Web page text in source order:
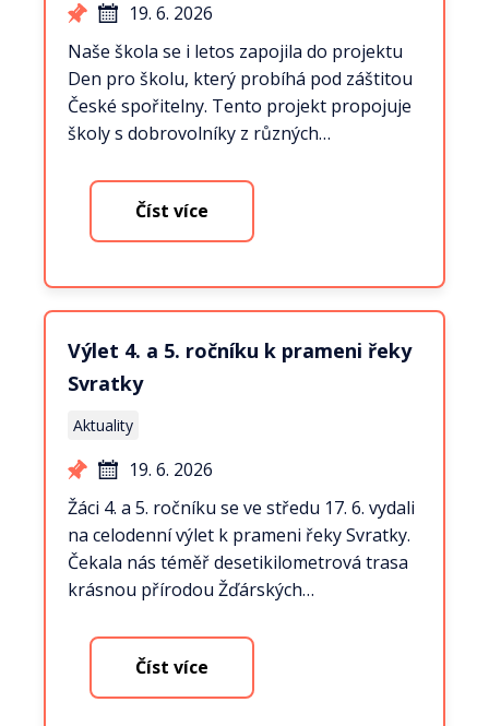
19. 6. 2026
Naše škola se i letos zapojila do projektu
Den pro školu, který probíhá pod záštitou
České spořitelny. Tento projekt propojuje
školy s dobrovolníky z různých…
Číst více
Výlet 4. a 5. ročníku k prameni řeky
Svratky
Aktuality
19. 6. 2026
Žáci 4. a 5. ročníku se ve středu 17. 6. vydali
na celodenní výlet k prameni řeky Svratky.
Čekala nás téměř desetikilometrová trasa
krásnou přírodou Žďárských…
Číst více